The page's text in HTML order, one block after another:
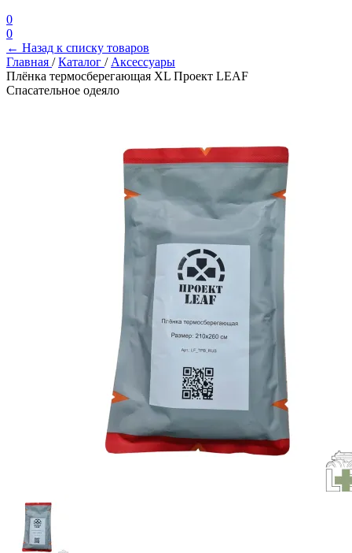
0
0
← Назад к списку товаров
Главная / Каталог / Аксессуары
Плёнка термосберегающая XL Проект LEAF
Спасательное одеяло